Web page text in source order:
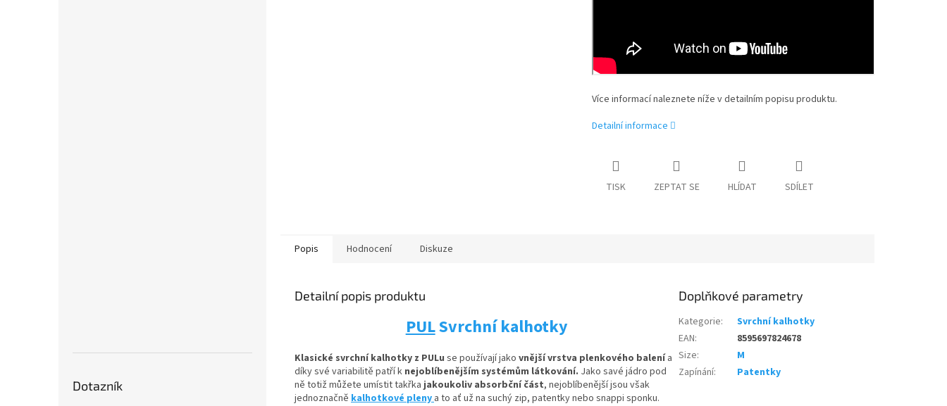
Dotazník
Více informací naleznete níže v detailním popisu produktu.
Detailní informace
TISK ZEPTAT SE HLÍDAT SDÍLET
Popis Hodnocení Diskuze
Detailní popis produktu
PULSvrchní kalhotky
Klasické svrchní kalhotky z PULu se používají jako vnější vrstva plenkového balenía
díky své variabilitě patří k nejoblíbenějším systémům látkování. Jako savé jádro pod
ně totiž můžete umístittakřkajakoukoliv absorbčníčást, nejoblíbenější jsou však
jednoznačně kalhotkové pleny a to ať už na suchý zip, patentky nebo snappi sponku.
Doplňkové parametry
Kategorie:
Svrchní kalhotky
EAN:
8595697824678
Size:
M
Zapínání: Patentky